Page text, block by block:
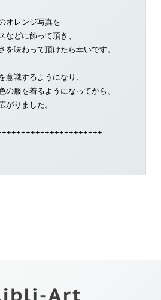
オレンジ写真を
などに飾って頂き、
を味わって頂けたら幸いです。
識するようになり、
服を着るようになってから、
がりました。